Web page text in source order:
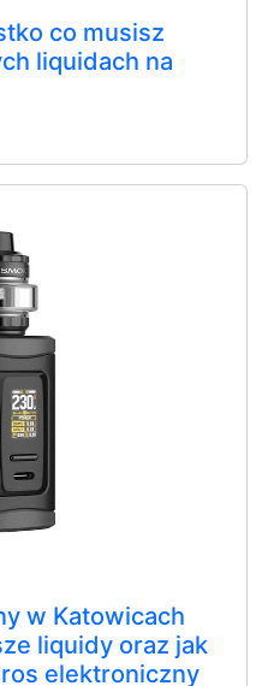
co musisz
liquidach na
w Katowicach
liquidy oraz jak
elektroniczny